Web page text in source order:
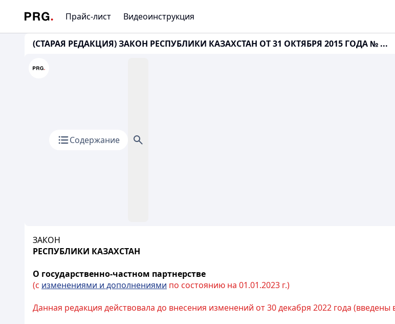
Прайс-лист Видеоинструкция
(СТАРАЯ РЕДАКЦИЯ) ЗАКОН РЕСПУБЛИКИ КАЗАХСТАН ОТ 31 ОКТЯБРЯ 2015 ГОДА № ...
Содержание
ЗАКОН
РЕСПУБЛИКИ КАЗАХСТАН
О государственно-частном партнерстве
(с изменениями и дополнениями по состоянию на 01.01.2023 г.)
Данная редакция действовала до внесения изменений от 30 декабря 2022 года (введены